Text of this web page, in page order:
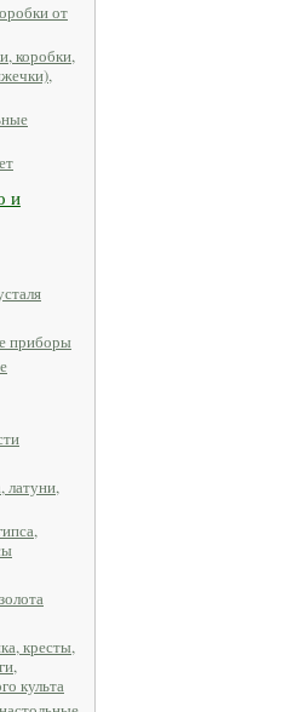
от
коробки,
и
приборы
латуни,
кресты,
культа